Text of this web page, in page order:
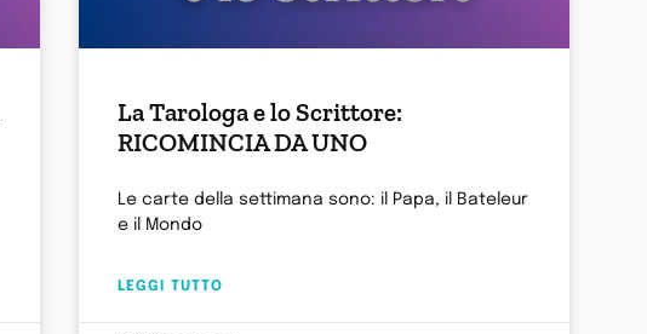
La Tarologa e lo Scrittore:
RICOMINCIA DA UNO
Le carte della settimana sono: il Papa, il Bateleur
e il Mondo
LEGGI TUTTO